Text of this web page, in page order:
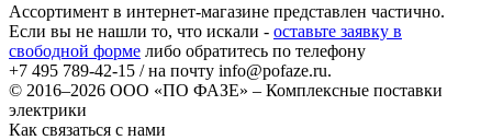
Ассортимент в интернет-магазине представлен частично.
Если вы не нашли то, что искали - оставьте заявку в
свободной форме либо обратитесь по телефону
+7 495 789-42-15 / на почту info@pofaze.ru.
© 2016–2026 ООО «ПО ФАЗЕ» – Комплексные поставки
электрики
Как связаться с нами